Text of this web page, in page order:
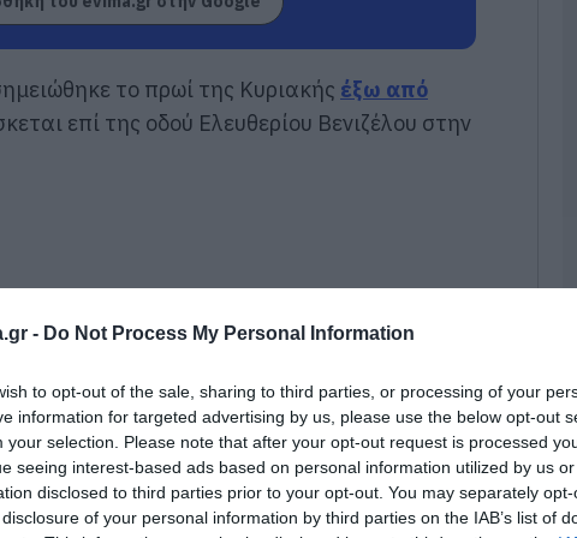
- Do Not Process My Personal Information
to opt-out of the sale, sharing to third parties, or processing of your
information for targeted advertising by us, please use the below opt-out
your selection. Please note that after your opt-out request is processed
seeing interest-based ads based on personal information utilized by us
disclosed to third parties prior to your opt-out. You may separately
of your personal information by third parties on the IAB’s list of
το πρωί της Κυριακής έξω από
επί της οδού Ελευθερίου Βενιζέλου στην